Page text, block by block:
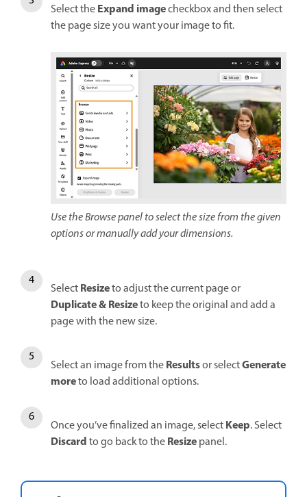
Select theExpand imagecheckbox and then select
the page size you want your image to fit.
Use the Browse panel to select the size from the given
options or manually add your dimensions.
SelectResizeto adjust the current page or
Duplicate & Resizeto keep the original and add a
page with the new size.
Select an image from theResultsor selectGenerate
moreto load additional options.
Once you’ve finalized an image, selectKeep. Select
Discardto go back to theResizepanel.